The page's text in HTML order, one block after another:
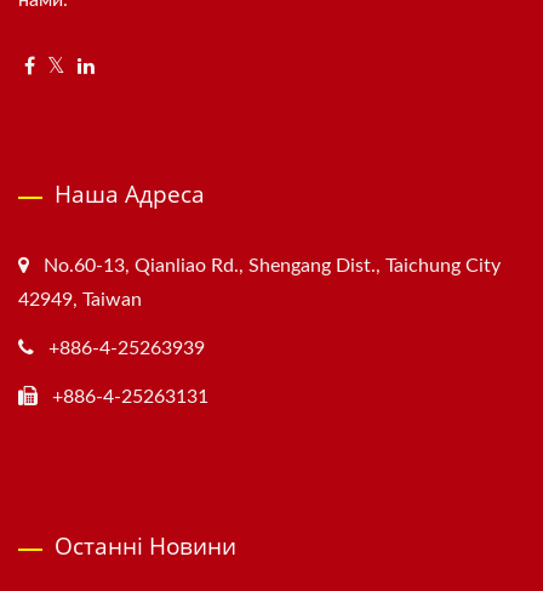
Наша Адреса
No.60-13, Qianliao Rd., Shengang Dist., Taichung City
42949, Taiwan
+886-4-25263939
+886-4-25263131
Останні Новини